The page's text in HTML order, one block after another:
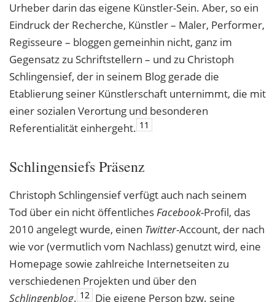
Urheber darin das eigene Künstler-Sein. Aber, so ein
Eindruck der Recherche, Künstler – Maler, Performer,
Regisseure – bloggen gemeinhin nicht, ganz im
Gegensatz zu Schriftstellern – und zu Christoph
Schlingensief, der in seinem Blog gerade die
Etablierung seiner Künstlerschaft unternimmt, die mit
einer sozialen Verortung und besonderen
Referentialität einhergeht. 11
Schlingensiefs Präsenz
Christoph Schlingensief verfügt auch nach seinem
Tod über ein nicht öffentlichesFacebook-Profil, das
2010 angelegt wurde, einen Twitter-Account, der nach
wie vor (vermutlich vom Nachlass) genutzt wird, eine
Homepage sowie zahlreiche Internetseiten zu
verschiedenen Projekten und über den
Schlingenblog. 12 Die eigene Person bzw. seine